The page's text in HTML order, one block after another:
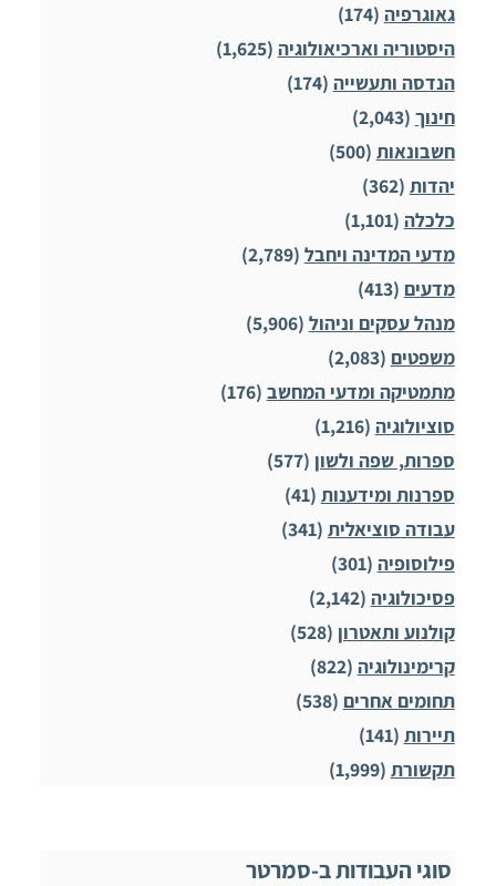
גאוגרפיה (174)
היסטוריה וארכיאולוגיה (1,625)
הנדסה ותעשייה (174)
חינוך (2,043)
חשבונאות (500)
יהדות (362)
כלכלה (1,101)
מדעי המדינה ויחבל (2,789)
מדעים (413)
מנהל עסקים וניהול (5,906)
משפטים (2,083)
מתמטיקה ומדעי המחשב (176)
סוציולוגיה (1,216)
ספרות, שפה ולשון (577)
ספרנות ומידענות (41)
עבודה סוציאלית (341)
פילוסופיה (301)
פסיכולוגיה (2,142)
קולנוע ותאטרון (528)
קרימינולוגיה (822)
תחומים אחרים (538)
תיירות (141)
תקשורת (1,999)
סוגי העבודות ב-סמרטר